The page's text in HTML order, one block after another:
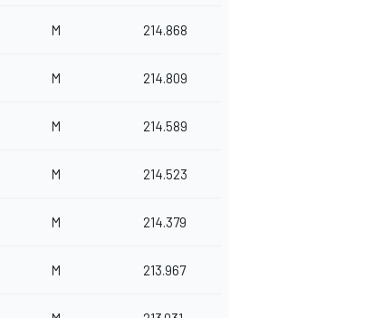
M 214.868
M 214.809
M 214.589
M 214.523
M 214.379
M 213.967